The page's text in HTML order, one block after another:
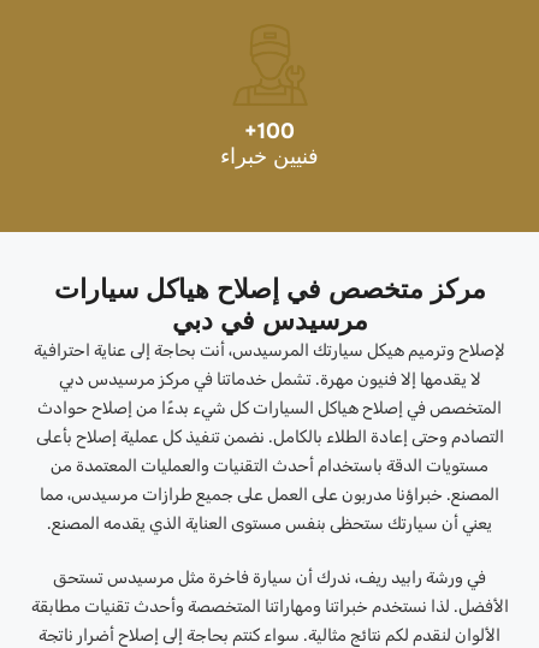
100
+
فنيين خبراء
مركز متخصص في إصلاح هياكل سيارات
مرسيدس في دبي
لإصلاح وترميم هيكل سيارتك المرسيدس، أنت بحاجة إلى عناية احترافية
لا يقدمها إلا فنيون مهرة. تشمل خدماتنا في مركز مرسيدس دبي
المتخصص في إصلاح هياكل السيارات كل شيء بدءًا من إصلاح حوادث
التصادم وحتى إعادة الطلاء بالكامل. نضمن تنفيذ كل عملية إصلاح بأعلى
مستويات الدقة باستخدام أحدث التقنيات والعمليات المعتمدة من
المصنع. خبراؤنا مدربون على العمل على جميع طرازات مرسيدس، مما
يعني أن سيارتك ستحظى بنفس مستوى العناية الذي يقدمه المصنع.
في ورشة رابيد ريف، ندرك أن سيارة فاخرة مثل مرسيدس تستحق
الأفضل. لذا نستخدم خبراتنا ومهاراتنا المتخصصة وأحدث تقنيات مطابقة
الألوان لنقدم لكم نتائج مثالية. سواء كنتم بحاجة إلى إصلاح أضرار ناتجة